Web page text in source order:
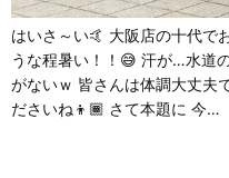
はいさ～い🤙 大阪店の十代で
うな程暑い！！😅 汗が…水道
がないｗ 皆さんは体調大丈夫
ださいね👦🏾 さて本題に 今…